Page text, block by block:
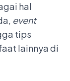
hal
event
tips
lainnya di